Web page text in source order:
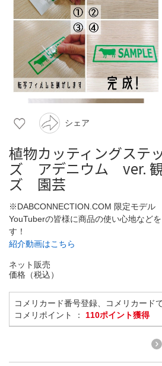
シェア
植物カッティングステ
ズ アデニウム ver.
ズ 園芸
※DABCONNECTION.COM 限定モデル
YouTuberの皆様に商品の使い心地など
す！
紹介動画はこちら
ネット販売
価格（税込）
コメリカード番号登録、コメリカード
コメリポイント ： 110ポイント獲得